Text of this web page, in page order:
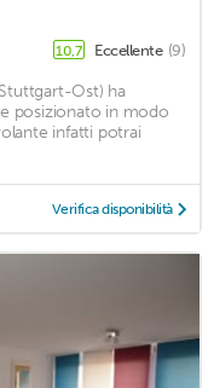
10,7 Eccellente (9)
Ost) ha
posizionato in modo
infatti potrai
Verifica disponibilità